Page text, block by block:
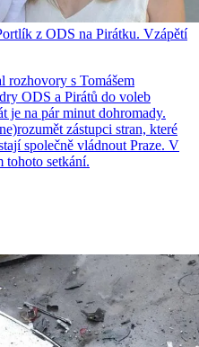
z ODS na Pirátku. Vzápětí
rozhovory s Tomášem
ODS a Pirátů do voleb
je na pár minut dohromady.
zástupci stran, které
společně vládnout Praze. V
tohoto setkání.